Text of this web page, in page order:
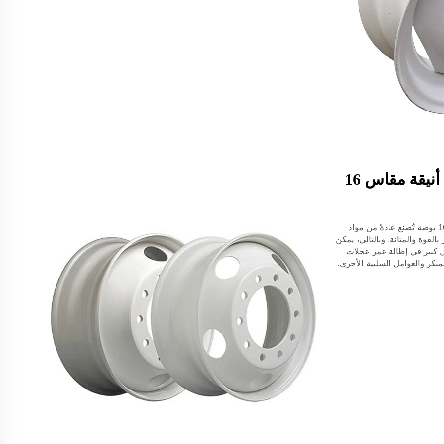
قم بترقية شاحنتك بعجلات أنيقة مقاس 16
بالإضافة إلى ذلك، فإن عجلات الشاحنات مقاس 16 بوصة تُصنع عادةً من مواد
والمتانة. وبالتالي، يمكن
مقاس 16 بوصة بشكل كبير في إطالة عمر عجلات
والعوامل السلبية الأخرى.